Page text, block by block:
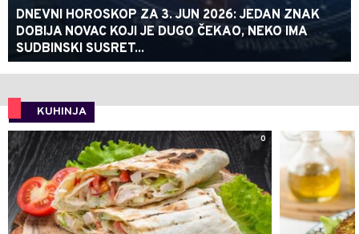
DNEVNI HOROSKOP ZA 3. JUN 2026: JEDAN ZNAK
DOBIJA NOVAC KOJI JE DUGO ČEKAO, NEKO IMA
SUDBINSKI SUSRET...
KUHINJA
0